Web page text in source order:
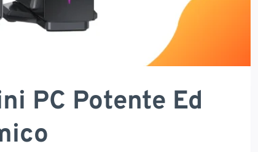
PC Potente Ed